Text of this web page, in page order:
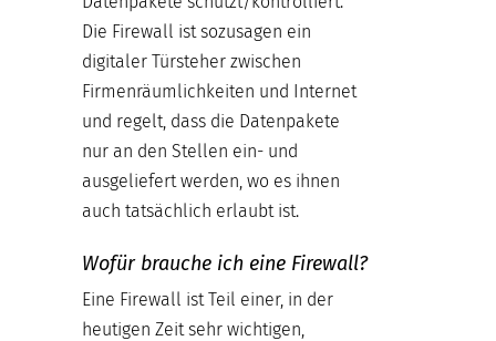
Die Firewall ist sozusagen ein
digitaler Türsteher zwischen
Firmenräumlichkeiten und Internet
und regelt, dass die Datenpakete
nur an den Stellen ein- und
ausgeliefert werden, wo es ihnen
auch tatsächlich erlaubt ist.
Wofür brauche ich eine Firewall?
Eine Firewall ist Teil einer, in der
heutigen Zeit sehr wichtigen,